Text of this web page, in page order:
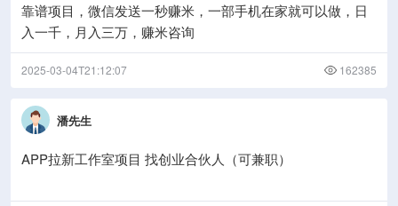
靠谱项目，微信发送一秒赚米，一部手机在家就可以做，日
入一千，月入三万，赚米咨询
2025-03-04T21:12:07 162385
潘先生
APP拉新工作室项目 找创业合伙人（可兼职）